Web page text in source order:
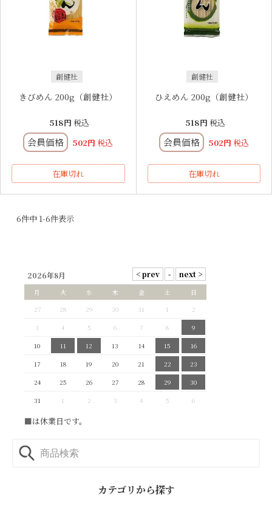
創健社
きびめん 200g（創健社）
518 税込
会員価格 502 税込
在庫切れ
創健社
ひえめん 200g（創健社）
518 税込
会員価格 502 税込
在庫切れ
6件中 1-6件表示
2026年8月
月 火 水 木 金 土
日
27
28 29 30 31 1
2
3
4 5 6 7 8
9
10
11 12 13 14 15
16
17
18 19 20 21 22
23
24
25 26 27 28 29
30
31
1 2 3 4 5 6
■は休業日です。
カテゴリから探す